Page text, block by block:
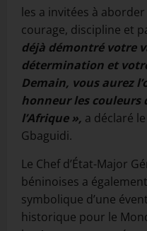
les a invitées à
courage, discipline et
déjà démontré votre
détermination et
Demain, vous aurez
honneur les
l’Afrique », a déclaré
Gbaguidi.
Le Chef d’État-Major
béninoises a
symbolique d’une
historique pour le